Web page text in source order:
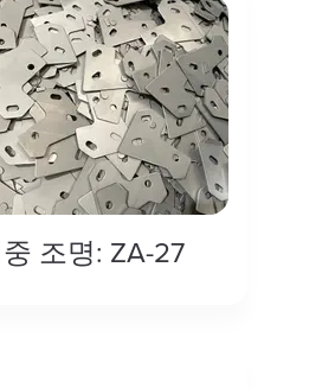
조명: ZA-27